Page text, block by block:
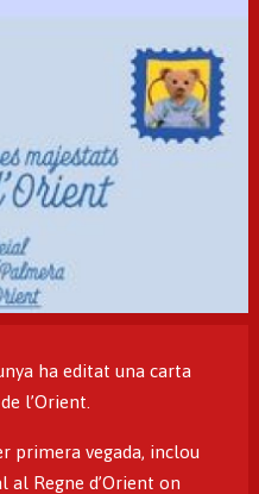
ha editat una carta
l’Orient.
primera vegada, inclou
al Regne d’Orient on